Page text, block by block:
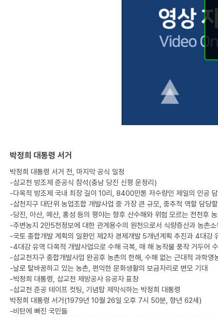
박정희 대통령 서거
박정희 대통령 서거 전, 마지막 공식 일정
-삽교천 방조제 준공식 참석(충남 당진 신평 운정리)
-다목적 방조제 국내 최장 길이 10리, 8400만톤 저수량인 제일의 인공
-삽천지구 대단위 농업조합 개발사업 중 가장 큰 규모, 중추적 역할 담당
-당진, 아산, 예산, 홍성 등의 평야는 향후 산수해와 위험 모르는 전천후
-주변농지 2만5천정보에 대한 관계용수의 원천으로서 식량증산과 농촌
-국토 종합개발 계획의 일환인 제2차 경제개발 5개년계획 추진과 4대강
-4대강 유역 다목적 개발사업으로 수해 극복, 매 해 농작물 풍작 거두어
-삽교천지구 종합개발사업 완공후 농촌의 한해, 수해 없는 근대적 과학
-날로 탈바꿈하고 있는 농촌, 편익한 문화생활의 보금자리로 변모 기대
-박정희 대통령, 삽교천 제방공사 유공자 표창
-삽교천 준공 테이프 컷팅, 기념탑 제막식하는 박정희 대통령
박정희 대통령 서거(1979년 10월 26일 오후 7시 50분, 향년 62세)
-비탄에 빠진 국민들